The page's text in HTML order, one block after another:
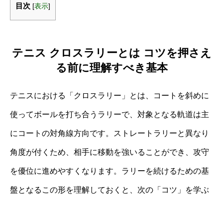
目次 [表示]
テニス クロスラリーとは コツを押さえ
る前に理解すべき基本
テニスにおける「クロスラリー」とは、コートを斜めに
使ってボールを打ち合うラリーで、対象となる軌道は主
にコートの対角線方向です。ストレートラリーと異なり
角度が付くため、相手に移動を強いることができ、攻守
を優位に進めやすくなります。ラリーを続けるための基
盤となるこの形を理解しておくと、次の「コツ」を学ぶ